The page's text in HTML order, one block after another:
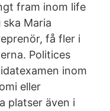
fram inom life
Maria
få fler i
Politices
inom
eller
platser även i